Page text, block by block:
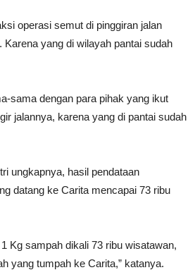
operasi semut di pinggiran jalan
Karena yang di wilayah pantai sudah
sama dengan para pihak yang ikut
jalannya, karena yang di pantai sudah
ungkapnya, hasil pendataan
datang ke Carita mencapai 73 ribu
Kg sampah dikali 73 ribu wisatawan,
yang tumpah ke Carita,” katanya.